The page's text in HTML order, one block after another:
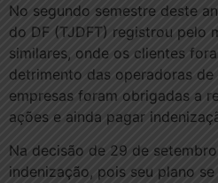
No segundo semestre deste
do DF (TJDFT) registrou pelo
similares, onde os clientes
detrimento das operadoras de
empresas foram obrigadas a
ações e ainda pagar
Na decisão de 29 de
indenização, pois seu plano